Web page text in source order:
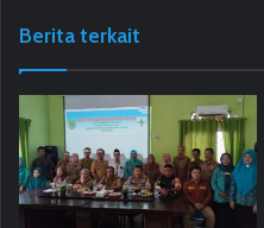
Berita terkait